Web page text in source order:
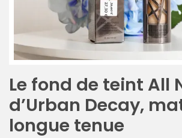
mon
avis
le
shopper
marron
chic
tendance
Le fond de teint All
d’Urban Decay,
longue tenue